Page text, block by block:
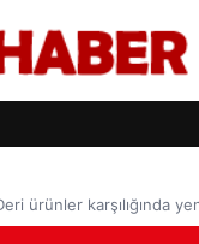
ürünler karşılığında